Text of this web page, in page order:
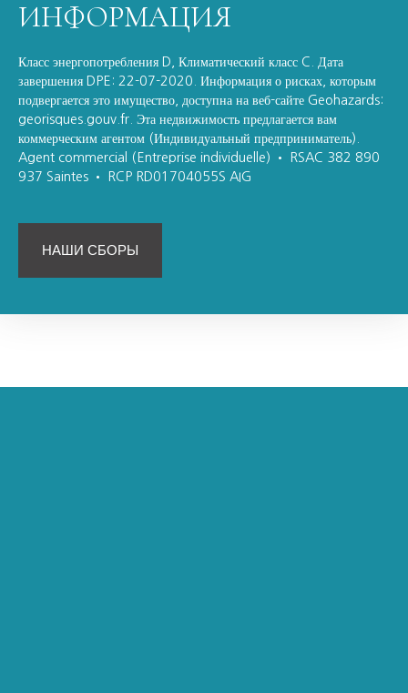
ИНФОРМАЦИЯ
Класс энергопотребления D, Климатический класс C. Дата
завершения DPE: 22-07-2020. Информация о рисках, которым
подвергается это имущество, доступна на веб-сайте Geohazards:
georisques.gouv.fr. Эта недвижимость предлагается вам
коммерческим агентом (Индивидуальный предприниматель).
Agent commercial (Entreprise individuelle) • RSAC 382 890
937 Saintes • RCP RD01704055S AIG
НАШИ СБОРЫ